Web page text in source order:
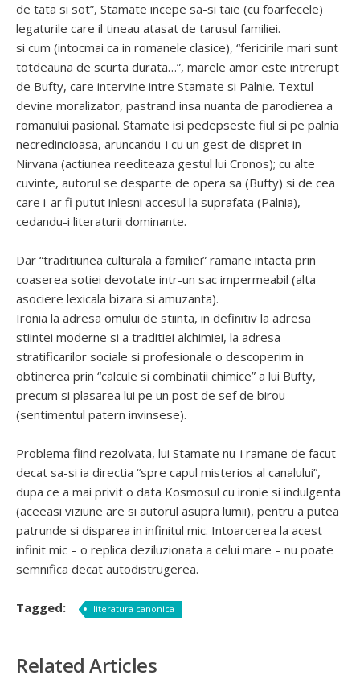
de tata si sot”, Stamate incepe sa-si taie (cu foarfecele)
legaturile care il tineau atasat de tarusul familiei.
si cum (intocmai ca in romanele clasice), “fericirile mari sunt
totdeauna de scurta durata…”, marele amor este intrerupt
de Bufty, care intervine intre Stamate si Palnie. Textul
devine moralizator, pastrand insa nuanta de parodierea a
romanului pasional. Stamate isi pedepseste fiul si pe palnia
necredincioasa, aruncandu-i cu un gest de dispret in
Nirvana (actiunea reediteaza gestul lui Cronos); cu alte
cuvinte, autorul se desparte de opera sa (Bufty) si de cea
care i-ar fi putut inlesni accesul la suprafata (Palnia),
cedandu-i literaturii dominante.
Dar “traditiunea culturala a familiei” ramane intacta prin
coaserea sotiei devotate intr-un sac impermeabil (alta
asociere lexicala bizara si amuzanta).
Ironia la adresa omului de stiinta, in definitiv la adresa
stiintei moderne si a traditiei alchimiei, la adresa
stratificarilor sociale si profesionale o descoperim in
obtinerea prin “calcule si combinatii chimice” a lui Bufty,
precum si plasarea lui pe un post de sef de birou
(sentimentul patern invinsese).
Problema fiind rezolvata, lui Stamate nu-i ramane de facut
decat sa-si ia directia “spre capul misterios al canalului”,
dupa ce a mai privit o data Kosmosul cu ironie si indulgenta
(aceeasi viziune are si autorul asupra lumii), pentru a putea
patrunde si disparea in infinitul mic. Intoarcerea la acest
infinit mic – o replica deziluzionata a celui mare – nu poate
semnifica decat autodistrugerea.
Tagged: literatura canonica
Related Articles